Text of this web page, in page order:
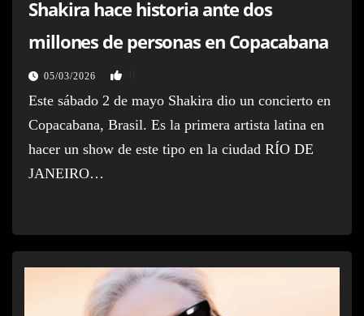
Shakira hace historia ante dos
millones de personas en Copacabana
05/03/2026
Este sábado 2 de mayo Shakira dio un concierto en
Copacabana, Brasil. Es la primera artista latina en
hacer un show de este tipo en la ciudad RÍO DE
JANEIRO…